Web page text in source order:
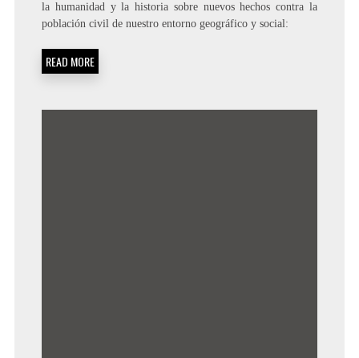
la humanidad y la historia sobre nuevos hechos contra la
población civil de nuestro entorno geográfico y social:
READ MORE